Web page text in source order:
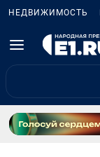
НЕДВИЖИМОСТЬ